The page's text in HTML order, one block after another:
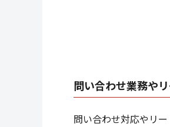
問い合わせ業務や
問い合わせ対応やリ